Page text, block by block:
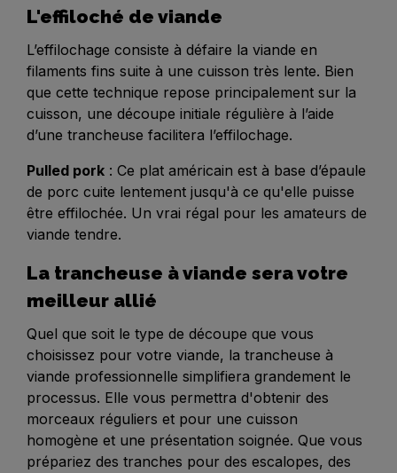
L'effiloché de viande
L’effilochage consiste à défaire la viande en
filaments fins suite à une cuisson très lente. Bien
que cette technique repose principalement sur la
cuisson, une découpe initiale régulière à l’aide
d’une trancheuse facilitera l’effilochage.
Pulled pork : Ce plat américain est à base d’épaule
de porc cuite lentement jusqu'à ce qu'elle puisse
être effilochée. Un vrai régal pour les amateurs de
viande tendre.
La trancheuse à viande sera votre
meilleur allié
Quel que soit le type de découpe que vous
choisissez pour votre viande, la trancheuse à
viande professionnelle simplifiera grandement le
processus. Elle vous permettra d'obtenir des
morceaux réguliers et pour une cuisson
homogène et une présentation soignée. Que vous
prépariez des tranches pour des escalopes, des